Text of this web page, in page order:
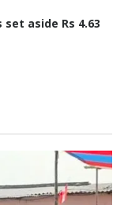
aside Rs 4.63